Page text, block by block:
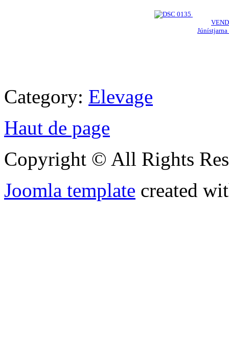
Category: Elevage
Haut de page
Copyright © All Rights
Joomla template created